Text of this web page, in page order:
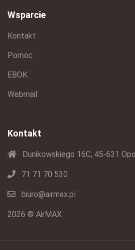
Wsparcie
Kontakt
Pomoc
EBOK
Webmail
Kontakt
Dunikowskiego 16C, 45-631
71 71 70 530
biuro@airmax.pl
2026 © AirMAX